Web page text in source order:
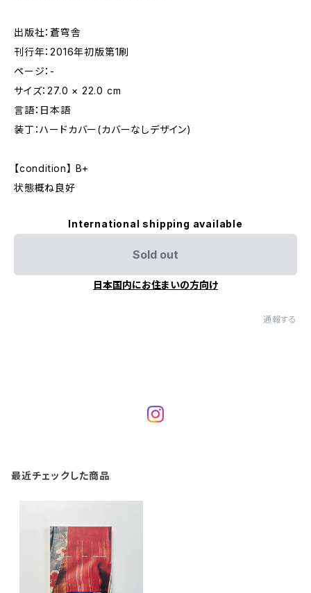
出版社：蒼穹舎
刊行年：2016年初版第1刷
ページ：-
サイズ：27.0 × 22.0 cm
言語：日本語
装丁：ハードカバー(カバーなしデザイン)
【condition】 B+
状態概ね良好
International shipping available
Sold out
日本国内にお住まいの方向け
通報する
最近チェックした商品